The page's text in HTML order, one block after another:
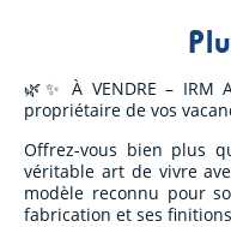
🌿✨ À VENDRE – IRM
propriétaire de vos
Offrez-vous bien plus
véritable art de vivre
modèle reconnu pour
fabrication et ses